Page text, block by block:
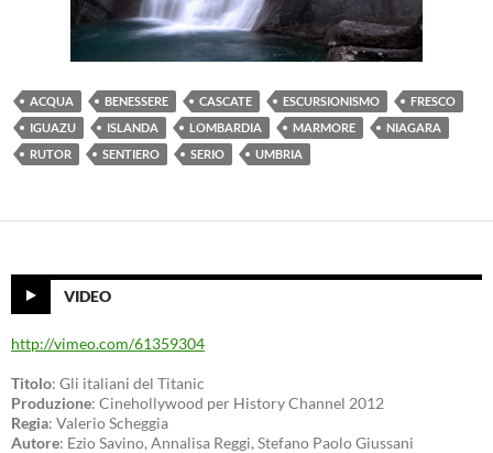
ACQUA BENESSERE CASCATE ESCURSIONISMO
FRESCO
IGUAZU
ISLANDA LOMBARDIA MARMORE
NIAGARA
RUTOR
SENTIERO SERIO UMBRIA
VIDEO
http://vimeo.com/61359304
Titolo: Gli italiani del Titanic
Produzione: Cinehollywood per History Channel 2012
Regia: Valerio Scheggia
Autore: Ezio Savino, Annalisa Reggi, Stefano Paolo Giussani